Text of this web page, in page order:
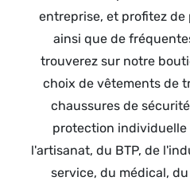
entreprise, et profitez
ainsi que de
trouverez sur notre
choix de vêtements de
chaussures de
protection individuelle
l'artisanat, du BTP, de
service, du médical,